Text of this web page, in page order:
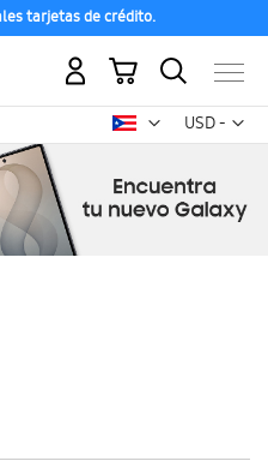
tarjetas de crédito.
USD -
dólar
Mi carrito